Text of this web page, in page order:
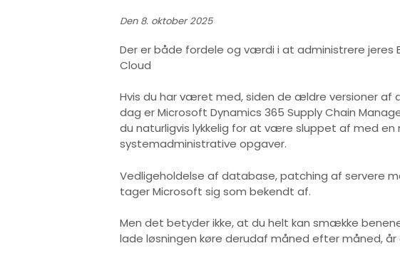
Den 8. oktober 2025
Der er både fordele og værdi i at administrere jeres
Cloud
Hvis du har været med, siden de ældre versioner af
dag er Microsoft Dynamics 365 Supply Chain
du naturligvis lykkelig for at være sluppet af med en
systemadministrative opgaver.
Vedligeholdelse af database, patching af servere
tager Microsoft sig som bekendt af.
Men det betyder ikke, at du helt kan smække
lade løsningen køre derudaf måned efter måned, år